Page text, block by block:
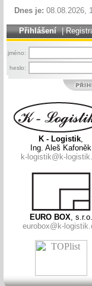
Dnes je: 08.08.2026,
Přihlášení |
jméno:
heslo:
K - Logistik,
Ing. Aleš Kafoněk
k-logistik@k-
EURO BOX, s.r.o.
eurobox@k-